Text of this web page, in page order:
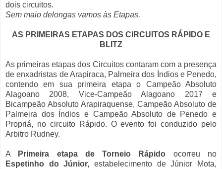
dois circuitos.
Sem maio delongas vamos às Etapas.
AS PRIMEIRAS ETAPAS DOS CIRCUITOS RÁPIDO E
BLITZ
As primeiras etapas dos Circuitos contaram com a presença
de enxadristas de Arapiraca, Palmeira dos Índios e Penedo,
contendo em sua primeira etapa o Campeão Absoluto
Alagoano 2008, Vice-Campeão Alagoano 2017 e
Bicampeão Absoluto Arapiraquense, Campeão Absoluto de
Palmeira dos Índios e Campeão Absoluto de Penedo e
Propriá, no circuito Rápido. O evento foi conduzido pelo
Arbitro Rudney.
A Primeira etapa de Torneio Rápido ocorreu no
Espetinho do Júnior, estabelecimento de Júnior Mota,